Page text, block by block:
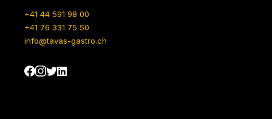
+41 44 591 98 00
+41 76 331 75 50
info@tavas-gastro.ch